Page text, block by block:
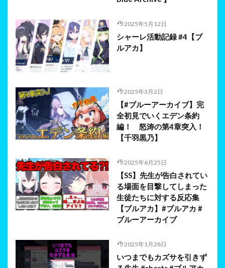
2025年5月12日
シャーレ活動記録 #4【ブ
ルアカ】
2025年3月2日
【#ブルーアーカイブ】完
全初見でいくエデン条約
編！ 怒涛の第4章突入！
【千羽黒乃】
2025年6月25日
【SS】先生が告白されてい
る場面を目撃してしまった
生徒たちに対する反応集
【ブルアカ】#ブルアカ #
ブルーアーカイブ
2025年1月28日
いつまでもカズサを引きず